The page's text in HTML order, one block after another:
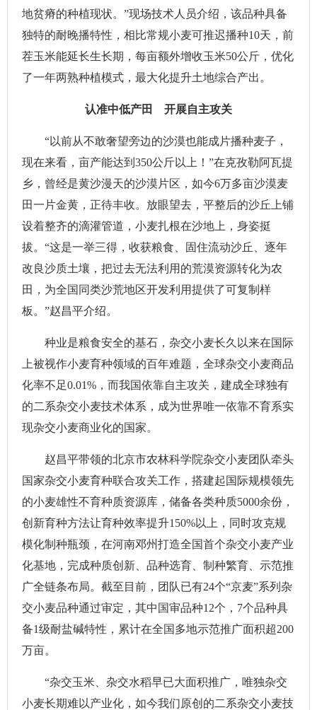
地贫瘠的种植现状。”现场技术人员介绍，该品种具备
独特的耐晚播特性，相比常规小麦可推迟播种10天，前
茬玉米能延长生长期，每亩额外增收玉米50公斤，优化
了一年两熟种植模式，最大化提升土地综合产出。
认准中低产田 开展自主攻关
“以前从不敢奢望旁边的沙漠也能成片播种麦子，
现在来看，亩产能达到350公斤以上！”在克孜勒阿瓦提
乡，曾经是黄沙漫天的沙漠片区，如今6万多亩沙漠麦
田一片金黄，正待丰收。放眼望去，平整后的沙丘上铺
设着整齐的滴灌管道，小麦扎根在沙地上，身姿挺
拔。“这是一举三得，收获粮食、固住流动沙丘、逐年
改良沙质土壤，把过去无法利用的荒漠资源转化为农
田，为全国同类沙荒地区开发利用提供了可复制样
板。”赵昌平介绍。
种业是粮食安全的基石，杂交小麦长久以来在国际
上被视作小麦育种领域的百年难题，全球杂交小麦商品
化率不足0.01%，而我国依靠自主攻关，建成全球独有
的二系杂交小麦技术体系，成为世界唯一依靠不育系实
现杂交小麦商业化的国家。
赵昌平带领的北京市农林科学院杂交小麦团队牵头
国家杂交小麦育种联合攻关工作，搭建起国际规模领先
的小麦雄性不育种质资源库，储备各类种质5000余份，
创新育种方法让育种效率提升150%以上，同时攻克规
模化制种瓶颈，在河南邓州打造全国首个杂交小麦产业
化基地，完成种质创新、品种选育、制种繁育、示范推
广全链条布局。截至目前，团队已有24个“京麦”系列杂
交小麦品种通过审定，其中国审品种12个，7个品种具
备1级耐盐碱特性，累计在全国多地示范推广面积超200
万亩。
“杂交玉米、杂交水稻早已大面积推广，唯独杂交
小麦长期难以产业化，如今我们原创的二系杂交小麦技